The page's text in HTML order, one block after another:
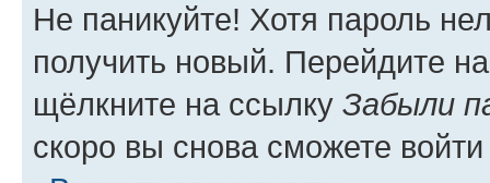
Не паникуйте! Хотя пароль
получить новый. Перейдите
щёлкните на ссылку Забыли
скоро вы снова сможете